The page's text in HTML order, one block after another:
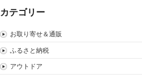
カテゴリー
お取り寄せ＆通販
ふるさと納税
アウトドア